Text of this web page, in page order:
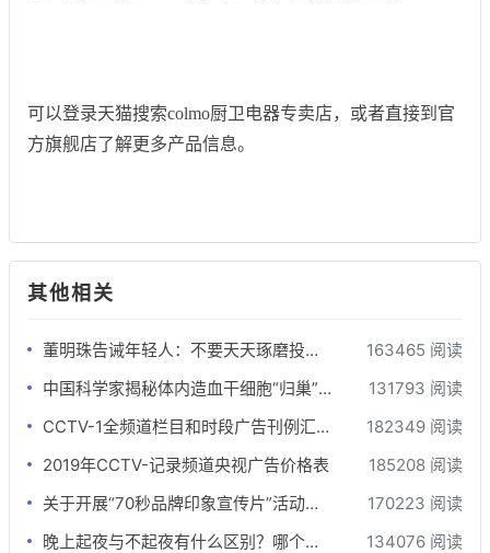
可以登录天猫搜索colmo厨卫电器专卖店，或者直接到官
方旗舰店了解更多产品信息。
其他相关
董明珠告诫年轻人：不要天天琢磨投机取巧，要有吃亏精神才会成功
163465 阅读
中国科学家揭秘体内造血干细胞“归巢”过程
131793 阅读
CCTV-1全频道栏目和时段广告刊例汇总-最全版
182349 阅读
2019年CCTV-记录频道央视广告价格表
185208 阅读
关于开展“70秒品牌印象宣传片”活动的函
170223 阅读
晚上起夜与不起夜有什么区别？哪个更健康？差别还真不小
134076 阅读